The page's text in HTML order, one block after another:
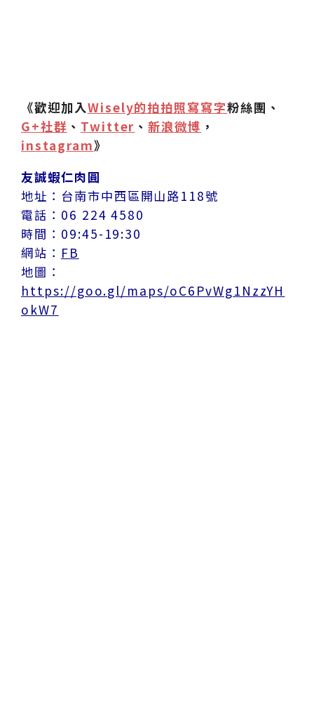
《歡迎加入Wisely的拍拍照寫寫字粉絲團、
G+社群 、 Twitter 、新浪微博 ，
instagram》
友誠蝦仁肉圓
地址：台南市中西區開山路118號
電話：06 224 4580
時間：09:45-19:30
網站： FB
地圖：
https://goo.gl/maps/oC6PvWg1NzzYH
okW7